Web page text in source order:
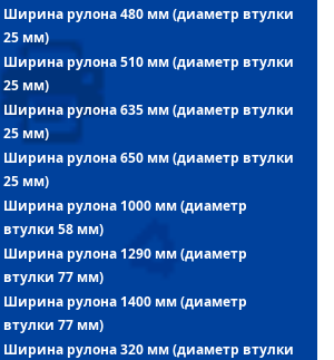
Ширина рулона 480 мм (диаметр втулки
25 мм)
Ширина рулона 510 мм (диаметр втулки
25 мм)
Ширина рулона 635 мм (диаметр втулки
25 мм)
Ширина рулона 650 мм (диаметр втулки
25 мм)
Ширина рулона 1000 мм (диаметр
втулки 58 мм)
Ширина рулона 1290 мм (диаметр
втулки 77 мм)
Ширина рулона 1400 мм (диаметр
втулки 77 мм)
Ширина рулона 320 мм (диаметр втулки